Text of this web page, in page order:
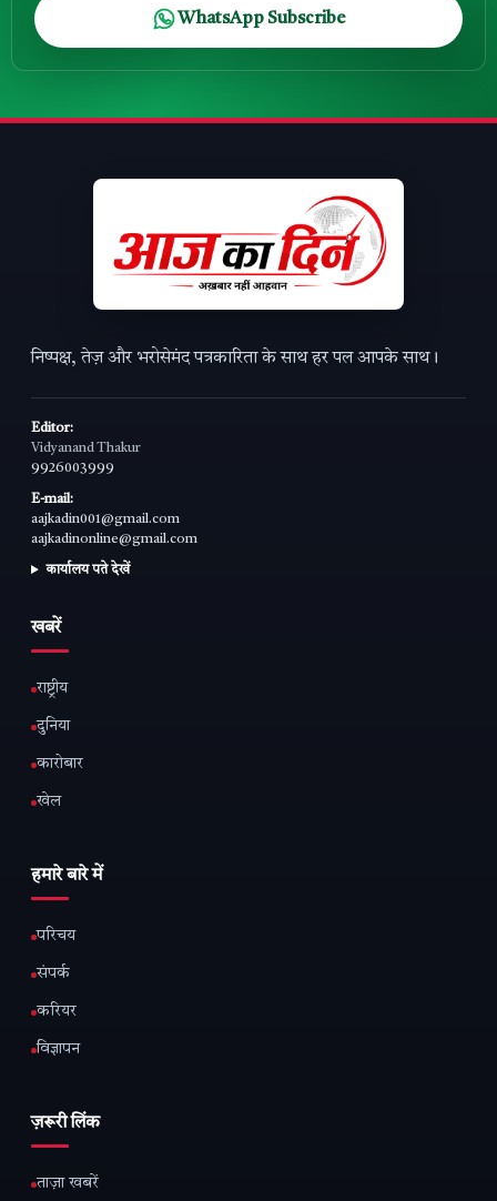
WhatsApp Subscribe
निष्पक्ष, तेज़ और भरोसेमंद पत्रकारिता के साथ हर पल आपके साथ।
Editor:
Vidyanand Thakur
9926003999
E-mail:
aajkadin001@gmail.com
aajkadinonline@gmail.com
कार्यालय पते देखें
खबरें
राष्ट्रीय
दुनिया
कारोबार
खेल
हमारे बारे में
परिचय
संपर्क
करियर
विज्ञापन
ज़रूरी लिंक
ताज़ा खबरें